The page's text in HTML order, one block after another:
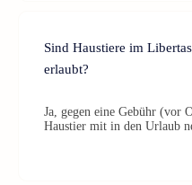
Sind Haustiere im
erlaubt?
Ja, gegen eine Gebühr (vor
Haustier mit in den Urlaub